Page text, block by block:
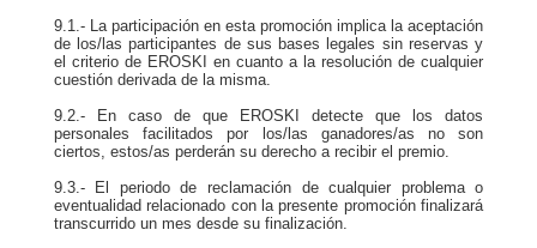
9.1.- La participación en esta promoción implica la aceptación
de los/las participantes de sus bases legales sin reservas y
el criterio de EROSKI en cuanto a la resolución de cualquier
cuestión derivada de la misma.
9.2.- En caso de que EROSKI detecte que los datos
personales facilitados por los/las ganadores/as no son
ciertos, estos/as perderán su derecho a recibir el premio.
9.3.- El periodo de reclamación de cualquier problema o
eventualidad relacionado con la presente promoción finalizará
transcurrido un mes desde su finalización.